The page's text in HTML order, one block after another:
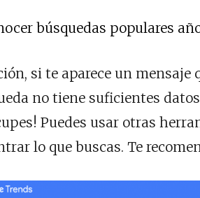
búsquedas populares
si te aparece un mensaje
no tiene suficientes
Puedes usar otras
lo que buscas. Te